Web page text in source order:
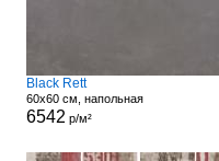
Black Rett
60x60 см, напольная
6542 р/м²